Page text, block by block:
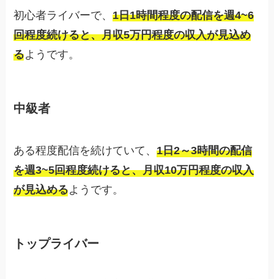
初心者ライバーで、1日1時間程度の配信を週4~6
回程度続けると、月収5万円程度の収入が見込め
るようです。
中級者
ある程度配信を続けていて、1日2～3時間の配信
を週3~5回程度続けると、月収10万円程度の収入
が見込めるようです。
トップライバー